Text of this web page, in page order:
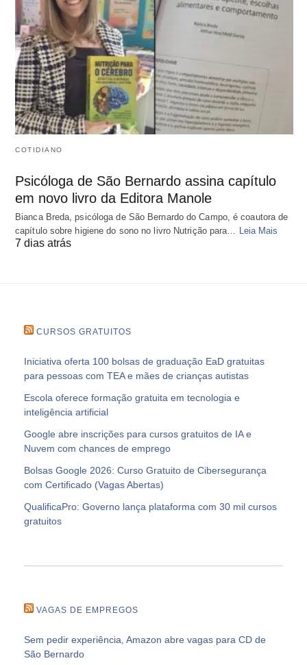
COTIDIANO
Psicóloga de São Bernardo assina capítulo
em novo livro da Editora Manole
Bianca Breda, psicóloga de São Bernardo do Campo, é coautora de
capítulo sobre higiene do sono no livro Nutrição para… Leia Mais
7 dias atrás
CURSOS GRATUITOS
Iniciativa oferta 100 bolsas de graduação EaD gratuitas
para pessoas com TEA e mães de crianças autistas
Escola oferece formação gratuita em tecnologia e
inteligência artificial
Google abre inscrições para cursos gratuitos de IA e
Nuvem com chances de emprego
Bolsas Google 2026: Curso Gratuito de Cibersegurança
com Certificado (Vagas Abertas)
QualificaPro: Governo lança plataforma com 30 mil cursos
gratuitos
VAGAS DE EMPREGOS
Sem pedir experiência, Amazon abre vagas para CD de
São Bernardo